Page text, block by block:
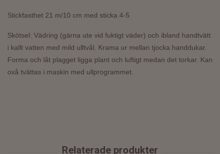
Stickfasthet 21 m/10 cm med sticka 4-5
Skötsel: Vädring (gärna ute vid fuktigt väder) och ibland handtvätt
i kallt vatten med mild ulltvål. Krama ur mellan tjocka handdukar.
Forma och låt plagget ligga plant och luftigt medan det torkar. Kan
oxå tvättas i maskin med ullprogrammet.